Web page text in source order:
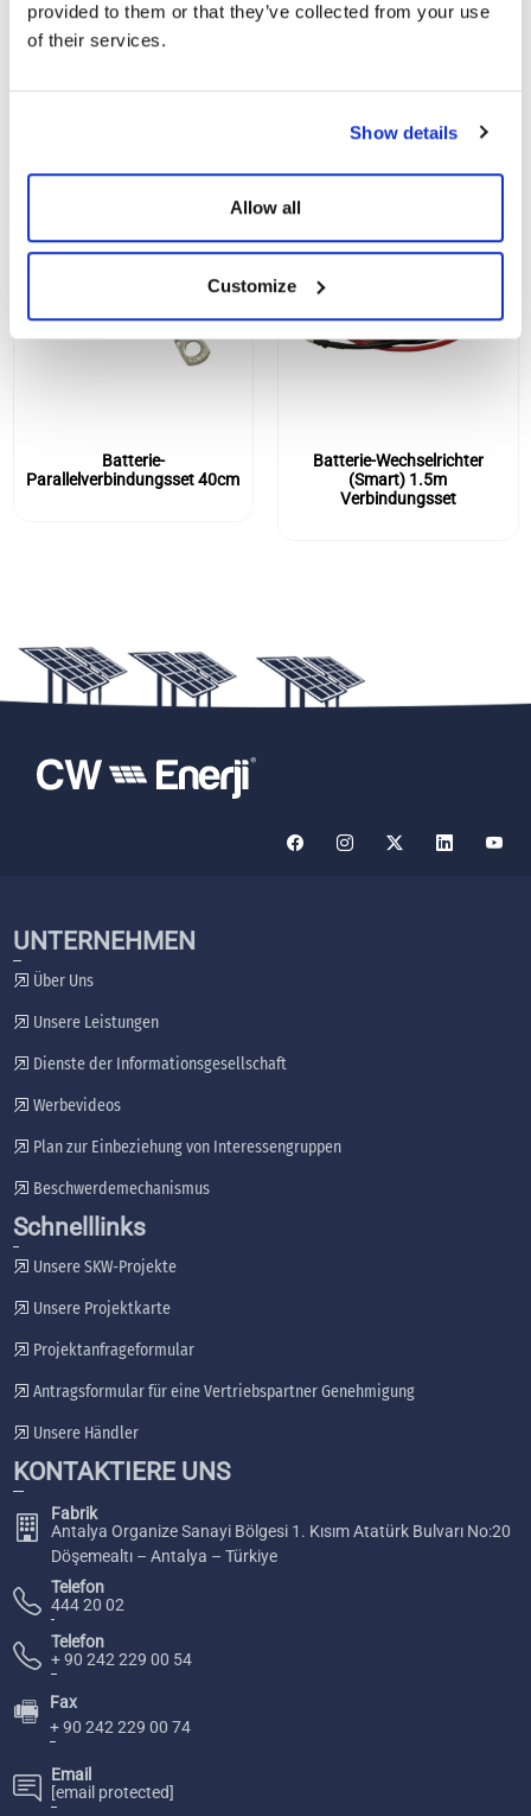
provided to them or that they’ve collected from your use
of their services.
Show details
Allow all
Customize
Batterie-
Parallelverbindungsset 40cm
Batterie-Wechselrichter
(Smart) 1.5m
Verbindungsset
UNTERNEHMEN
Über Uns
Unsere Leistungen
Dienste der Informationsgesellschaft
Werbevideos
Plan zur Einbeziehung von Interessengruppen
Beschwerdemechanismus
Schnelllinks
Unsere SKW-Projekte
Unsere Projektkarte
Projektanfrageformular
Antragsformular für eine Vertriebspartner Genehmigung
Unsere Händler
KONTAKTIERE UNS
Fabrik
Antalya Organize Sanayi Bölgesi 1. Kısım Atatürk Bulvarı No:20
Döşemealtı – Antalya – Türkiye
Telefon
444 20 02
Telefon
+ 90 242 229 00 54
🖷
Fax
+ 90 242 229 00 74
Email
[email protected]